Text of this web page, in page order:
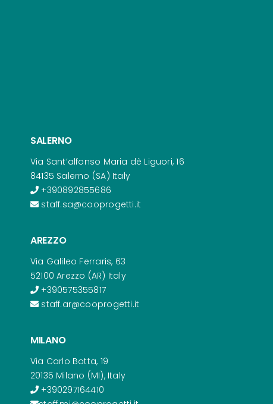
SALERNO
Via Sant’alfonso Maria dè Liguori, 16
84135 Salerno (SA) Italy
+390892855686
staff.sa@cooprogetti.it
AREZZO
Via Galileo Ferraris, 63
52100 Arezzo (AR) Italy
+390575355817
staff.ar@cooprogetti.it
MILANO
Via Carlo Botta, 19
20135 Milano (MI), Italy
+390297164410